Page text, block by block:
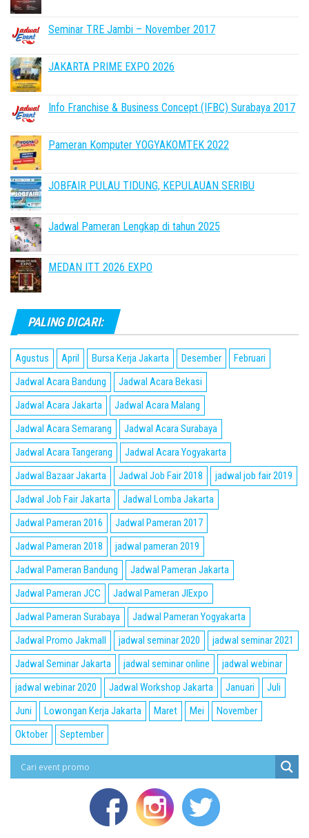
Seminar TRE Jambi – November 2017
JAKARTA PRIME EXPO 2026
Info Franchise & Business Concept (IFBC) Surabaya 2017
Pameran Komputer YOGYAKOMTEK 2022
JOBFAIR PULAU TIDUNG, KEPULAUAN SERIBU
Jadwal Pameran Lengkap di tahun 2025
MEDAN ITT 2026 EXPO
PALING DICARI:
Agustus April Bursa Kerja Jakarta Desember
Februari
Jadwal Acara Bandung
Jadwal Acara Bekasi
Jadwal Acara Jakarta
Jadwal Acara Malang
Jadwal Acara Semarang
Jadwal Acara Surabaya
Jadwal Acara Tangerang
Jadwal Acara Yogyakarta
Jadwal Bazaar Jakarta
Jadwal Job Fair 2018
jadwal job fair 2019
Jadwal Job Fair Jakarta
Jadwal Lomba Jakarta
Jadwal Pameran 2016
Jadwal Pameran 2017
Jadwal Pameran 2018
jadwal pameran 2019
Jadwal Pameran Bandung
Jadwal Pameran Jakarta
Jadwal Pameran JCC
Jadwal Pameran JIExpo
Jadwal Pameran Surabaya
Jadwal Pameran Yogyakarta
Jadwal Promo Jakmall
jadwal seminar 2020
jadwal seminar 2021
Jadwal Seminar Jakarta
jadwal seminar online
jadwal webinar
jadwal webinar 2020
Jadwal Workshop Jakarta Januari
Juli
Juni
Lowongan Kerja Jakarta Maret Mei
November
Oktober
September